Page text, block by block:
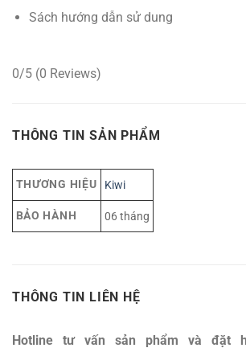
Sách hướng dẫn sử dung
0/5 (0 Reviews)
THÔNG TIN SẢN PHẨM
THƯƠNG HIỆU Kiwi
BẢO HÀNH 06 tháng
THÔNG TIN LIÊN HỆ
Hotline tư vấn sản phẩm và đặt